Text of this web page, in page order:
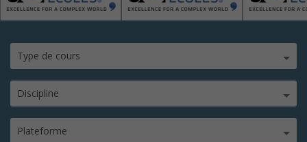
Type de cours
Discipline
Plateforme